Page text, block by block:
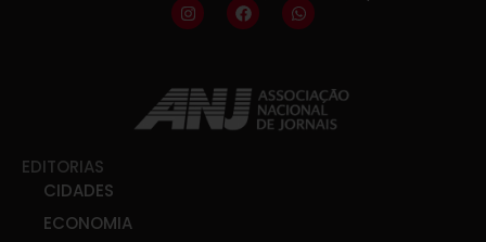
EDITORIAS
CIDADES
ECONOMIA